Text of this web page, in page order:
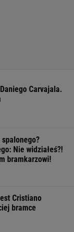
Carvajala.
Nie widziałeś?!
bramkarzowi!
Cristiano
bramce